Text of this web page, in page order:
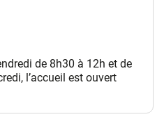
de 8h30 à 12h et de
l’accueil est ouvert